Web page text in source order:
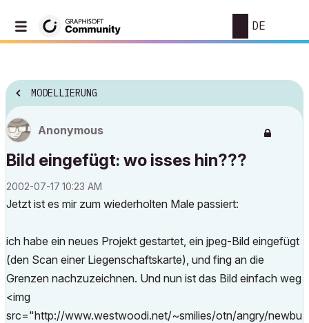
DE
MODELLIERUNG
Anonymous
Bild eingefügt: wo isses hin???
‎2002-07-17 10:23 AM
Jetzt ist es mir zum wiederholten Male passiert:
ich habe ein neues Projekt gestartet, ein jpeg-Bild eingefügt
(den Scan einer Liegenschaftskarte), und fing an die
Grenzen nachzuzeichnen. Und nun ist das Bild einfach weg
<img
src="http://www.westwoodi.net/~smilies/otn/angry/newbu